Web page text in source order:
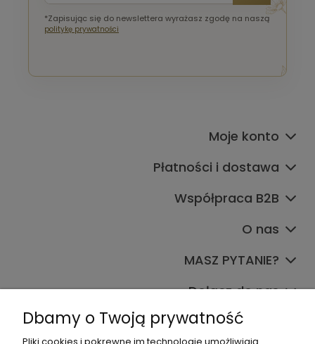
*Zapisując się do newslettera wyrażasz zgodę na naszą
politykę prywatności
Moje konto
Płatności i dostawa
Współpraca B2B
O nas
MASZ PYTANIE?
Dołącz do nas
Dbamy o Twoją prywatność